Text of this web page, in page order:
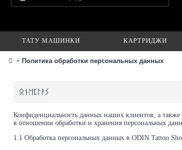
ТАТУ МАШИНКИ КАРТРИДЖИ
Политика обработки персональных данных
Конфиденциальность данных наших клиентов, а также
в отношении обработки и хранения персональных
1.1 Обработка персональных данных в ODIN Tattoo